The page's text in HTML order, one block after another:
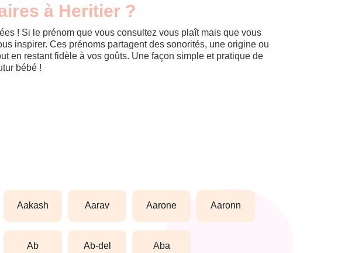
à Heritier ?
! Si le prénom que vous consultez vous plaît mais que vous
inspirer. Ces prénoms partagent des sonorités, une origine ou
en restant fidèle à vos goûts. Une façon simple et pratique de
bébé !
aakash aarav aarone aaronn
ab ab-del aba